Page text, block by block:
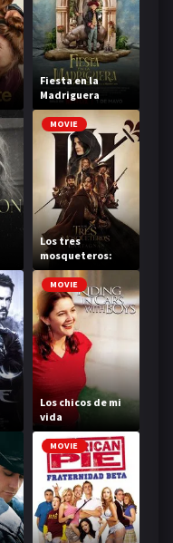
Fiesta en la
Madriguera
MOVIE
Los tres
mosqueteros:
D'Artagnan
MOVIE
Los chicos de mi
vida
MOVIE